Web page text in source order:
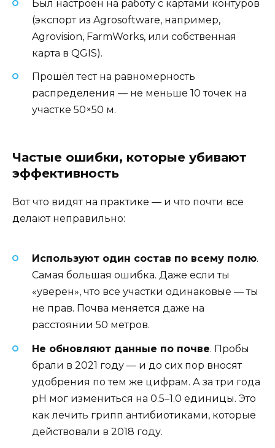
Был настроен на работу с картами контуров
(экспорт из Agrosoftware, например,
Agrovision, FarmWorks, или собственная
карта в QGIS).
Прошёл тест на равномерность
распределения — не меньше 10 точек на
участке 50×50 м.
Частые ошибки, которые убивают
эффективность
Вот что видят на практике — и что почти все
делают неправильно:
Используют один состав по всему полю.
Самая большая ошибка. Даже если ты
«уверен», что все участки одинаковые — ты
не прав. Почва меняется даже на
расстоянии 50 метров.
Не обновляют данные по почве. Пробы
брали в 2021 году — и до сих пор вносят
удобрения по тем же цифрам. А за три года
pH мог измениться на 0.5–1.0 единицы. Это
как лечить грипп антибиотиками, которые
действовали в 2018 году.